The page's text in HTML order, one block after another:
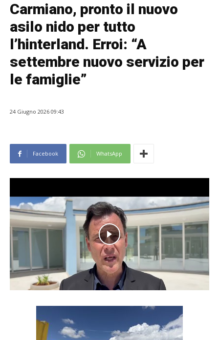
Carmiano, pronto il nuovo
asilo nido per tutto
l’hinterland. Erroi: “A
settembre nuovo servizio per
le famiglie”
24 Giugno 2026 09:43
Facebook WhatsApp